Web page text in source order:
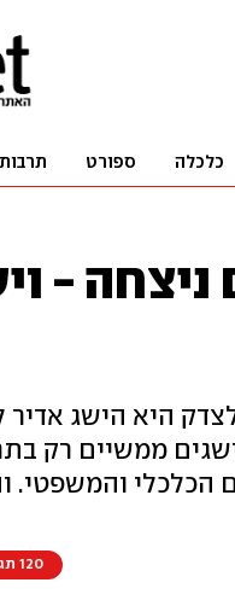
כלכלה ספורט תרבות
-
היא הישג אדיר
הכלכלי והמשפטי.
120 תגובות